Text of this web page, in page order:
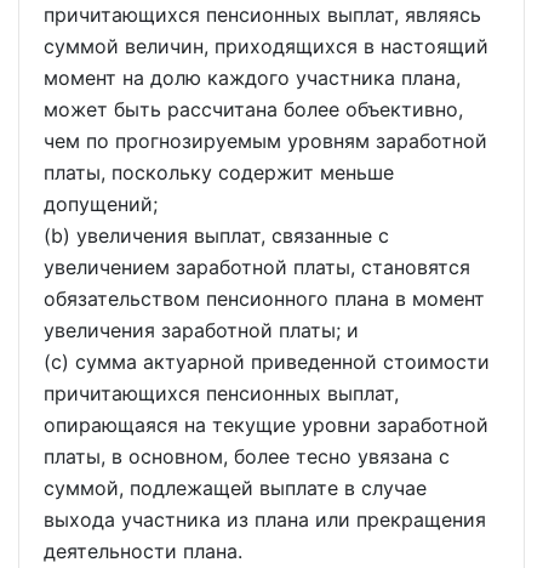
причитающихся пенсионных выплат, являясь
суммой величин, приходящихся в настоящий
момент на долю каждого участника плана,
может быть рассчитана более объективно,
чем по прогнозируемым уровням заработной
платы, поскольку содержит меньше
допущений;
(b) увеличения выплат, связанные с
увеличением заработной платы, становятся
обязательством пенсионного плана в момент
увеличения заработной платы; и
(c) сумма актуарной приведенной стоимости
причитающихся пенсионных выплат,
опирающаяся на текущие уровни заработной
платы, в основном, более тесно увязана с
суммой, подлежащей выплате в случае
выхода участника из плана или прекращения
деятельности плана.